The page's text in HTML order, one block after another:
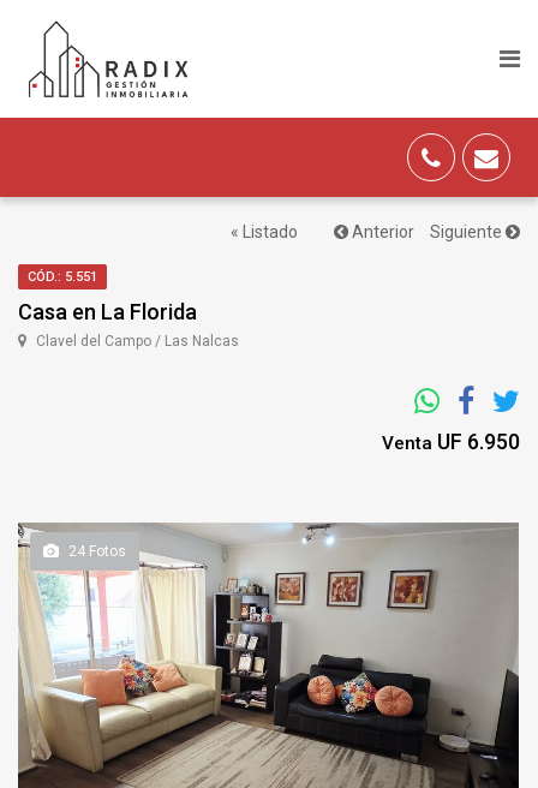
« Listado Anterior Siguiente
CÓD.: 5.551
Casa en La Florida
Clavel del Campo / Las Nalcas
Venta UF 6.950
24 Fotos